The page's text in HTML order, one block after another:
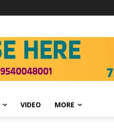
VIDEO MORE